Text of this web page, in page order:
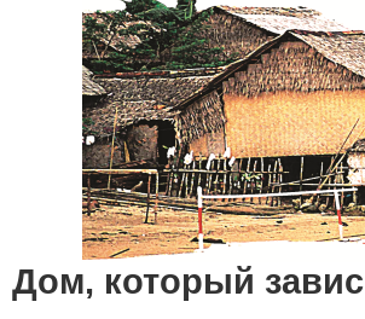
Дом, который завис